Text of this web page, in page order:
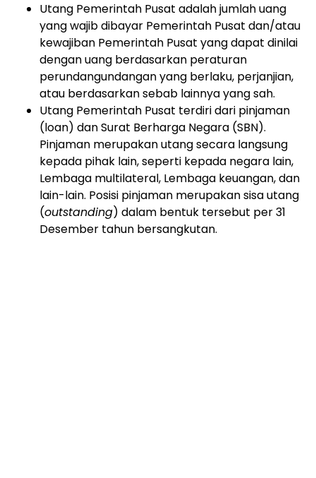
Utang Pemerintah Pusat adalah jumlah uang
yang wajib dibayar Pemerintah Pusat dan/atau
kewajiban Pemerintah Pusat yang dapat dinilai
dengan uang berdasarkan peraturan
perundangundangan yang berlaku, perjanjian,
atau berdasarkan sebab lainnya yang sah.
Utang Pemerintah Pusat terdiri dari pinjaman
(loan) dan Surat Berharga Negara (SBN).
Pinjaman merupakan utang secara langsung
kepada pihak lain, seperti kepada negara lain,
Lembaga multilateral, Lembaga keuangan, dan
lain-lain. Posisi pinjaman merupakan sisa utang
(outstanding) dalam bentuk tersebut per 31
Desember tahun bersangkutan.